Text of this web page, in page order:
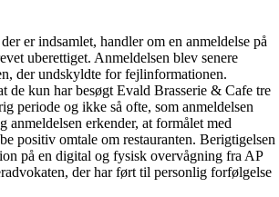
er indsamlet, handler om en anmeldelse på
uberettiget. Anmeldelsen blev senere
der undskyldte for fejlinformationen.
de kun har besøgt Evald Brasserie & Cafe tre
periode og ikke så ofte, som anmeldelsen
anmeldelsen erkender, at formålet med
positiv omtale om restauranten. Berigtigelsen
på en digital og fysisk overvågning fra AP
der har ført til personlig forfølgelse